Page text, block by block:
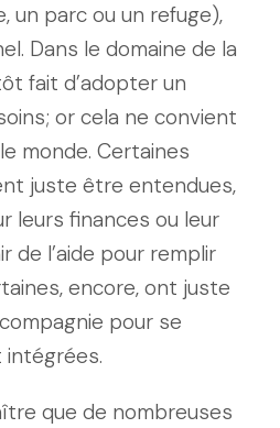
un parc ou un refuge),
Dans le domaine de la
fait d’adopter un
or cela ne convient
monde. Certaines
juste être entendues,
leurs finances ou leur
de l’aide pour remplir
encore, ont juste
pour se
que de nombreuses